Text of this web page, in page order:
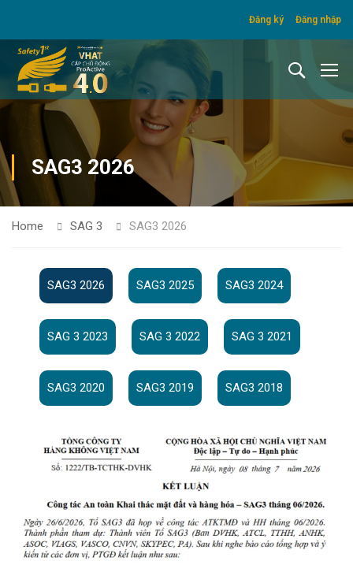
Đăng ký Đăng nhập
SAG3 2026
Home SAG 3 SAG3 2026
SAG3 2026 SAG3 2025 SAG3 2024
SAG 3 2023 SAG 3 2022 SAG 3 2021
SAG3 2020 SAG3 2019 SAG3 2018